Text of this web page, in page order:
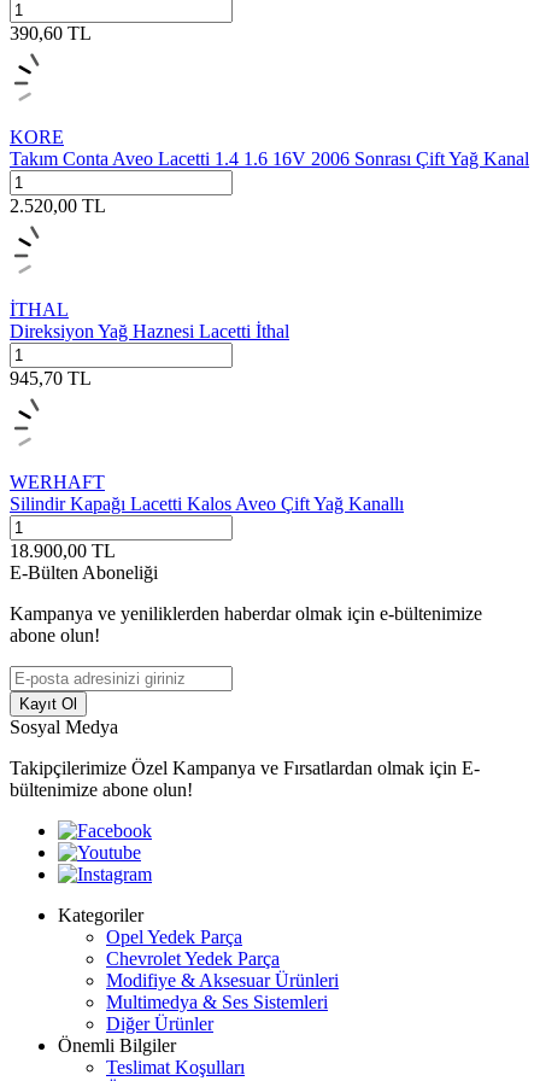
390,60 TL
KORE
Takım Conta Aveo Lacetti 1.4 1.6 16V 2006 Sonrası Çift Yağ Kanal
2.520,00 TL
İTHAL
Direksiyon Yağ Haznesi Lacetti İthal
945,70 TL
WERHAFT
Silindir Kapağı Lacetti Kalos Aveo Çift Yağ Kanallı
18.900,00 TL
E-Bülten Aboneliği
Kampanya ve yeniliklerden haberdar olmak için e-bültenimize
abone olun!
Kayıt Ol
Sosyal Medya
Takipçilerimize Özel Kampanya ve Fırsatlardan olmak için E-
bültenimize abone olun!
Kategoriler
Opel Yedek Parça
Chevrolet Yedek Parça
Modifiye & Aksesuar Ürünleri
Multimedya & Ses Sistemleri
Diğer Ürünler
Önemli Bilgiler
Teslimat Koşulları